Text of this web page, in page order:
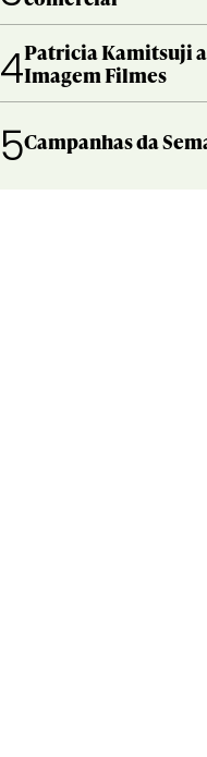
4Patricia Kamitsuji
Imagem Filmes
5Campanhas da